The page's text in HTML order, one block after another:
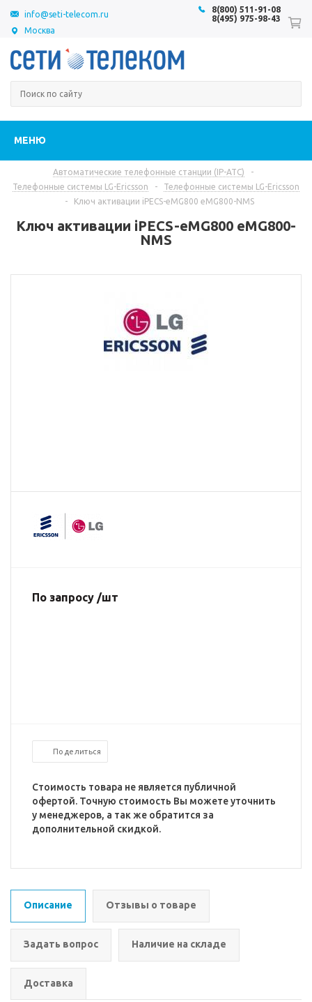
Москва
8(800) 511-91-08
8(495) 975-98-43
info@seti-telecom.ru
МЕНЮ
Автоматические телефонные станции (IP-АТС)
-
Телефонные системы LG-Ericsson
-
Телефонные системы LG-Ericsson
-
Ключ активации iPECS-eMG800 eMG800-NMS
Ключ активации iPECS-eMG800 eMG800-
NMS
По запросу /шт
Поделиться
Стоимость товара не является публичной
офертой. Точную стоимость Вы можете уточнить
у менеджеров, а так же обратится за
дополнительной скидкой.
Описание Отзывы о товаре
Задать вопрос Наличие на складе
Доставка